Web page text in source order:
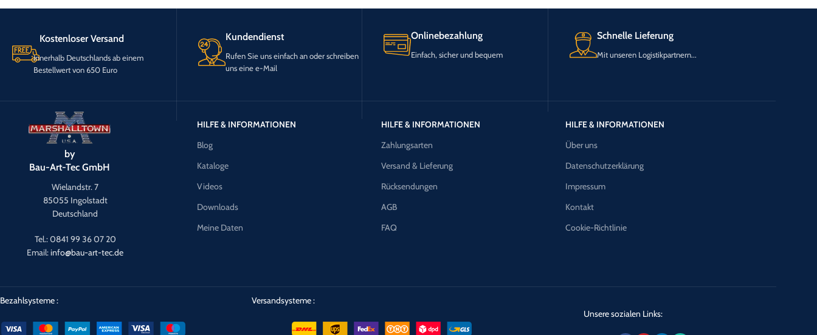
Kostenloser Versand
Innerhalb Deutschlands ab einem
Bestellwert von 650 Euro
Kundendienst
Rufen Sie uns einfach an oder schreiben
uns eine e-Mail
Onlinebezahlung
Einfach, sicher und bequem
Schnelle Lieferung
Mit unseren Logistikpartnern...
by
Bau-Art-Tec GmbH
Wielandstr. 7
85055 Ingolstadt
Deutschland
Tel.: 0841 99 36 07 20
Email:info@bau-art-tec.de
HILFE & INFORMATIONEN
Blog
Kataloge
Videos
Downloads
Meine Daten
HILFE & INFORMATIONEN
Zahlungsarten
Versand & Lieferung
Rücksendungen
AGB
FAQ
HILFE & INFORMATIONEN
Über uns
Datenschutzerklärung
Impressum
Kontakt
Cookie-Richtlinie
Bezahlsysteme :
Versandsysteme :
Unsere sozialen Links: